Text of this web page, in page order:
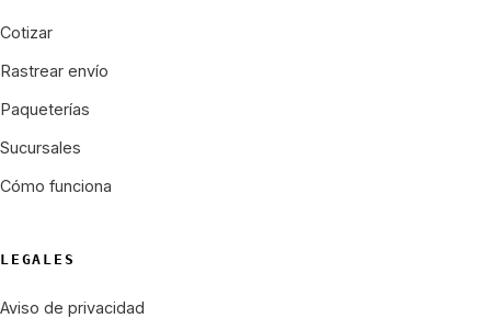
Cotizar
Rastrear envío
Paqueterías
Sucursales
Cómo funciona
LEGALES
Aviso de privacidad